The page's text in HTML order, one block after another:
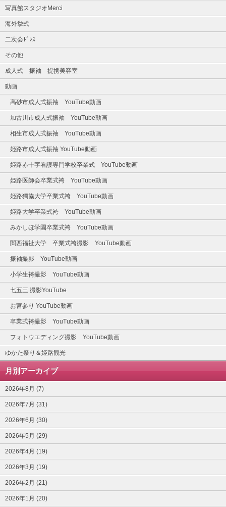
写真館スタジオMerci
海外挙式
二次会ﾄﾞﾚｽ
その他
成人式 振袖 提携美容室
動画
高砂市成人式振袖 YouTube動画
加古川市成人式振袖 YouTube動画
相生市成人式振袖 YouTube動画
姫路市成人式振袖 YouTube動画
姫路赤十字看護専門学校卒業式 YouTube動画
姫路医師会卒業式袴 YouTube動画
姫路獨協大学卒業式袴 YouTube動画
姫路大学卒業式袴 YouTube動画
みかしほ学園卒業式袴 YouTube動画
関西福祉大学 卒業式袴撮影 YouTube動画
振袖撮影 YouTube動画
小学生袴撮影 YouTube動画
七五三 撮影YouTube
お宮参り YouTube動画
卒業式袴撮影 YouTube動画
フォトウエディング撮影 YouTube動画
ゆかた祭り＆姫路観光
月別アーカイブ
2026年8月 (7)
2026年7月 (31)
2026年6月 (30)
2026年5月 (29)
2026年4月 (19)
2026年3月 (19)
2026年2月 (21)
2026年1月 (20)